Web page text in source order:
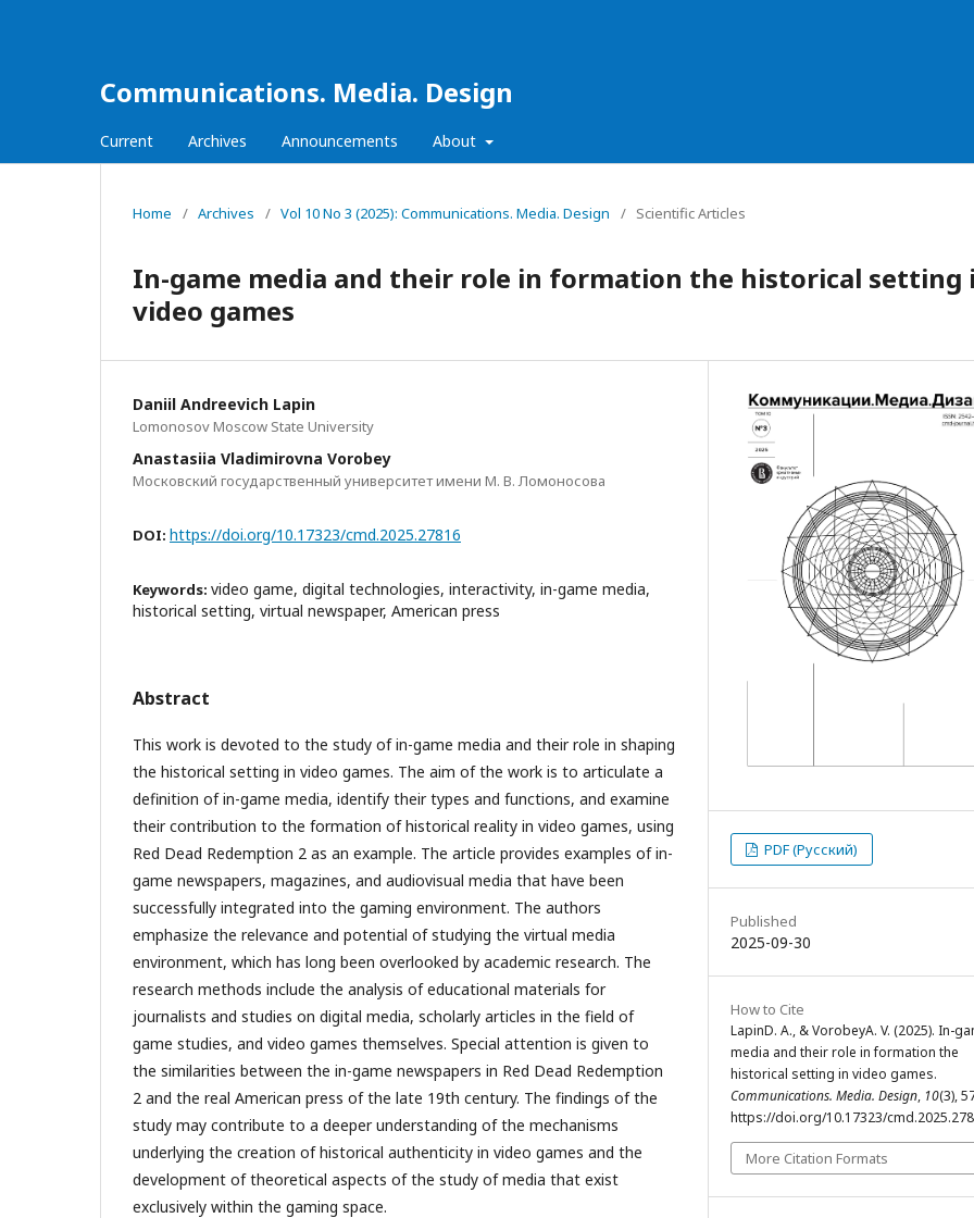
Communications. Media. Design
Current Archives Announcements About
Home / Archives / Vol 10 No 3 (2025): Communications. Media. Design / Scientific Articles
In-game media and their role in formation the historical setting
video games
Daniil Andreevich Lapin
Lomonosov Moscow State University
Anastasiia Vladimirovna Vorobey
Московский государственный университет имени М. В. Ломоносова
DOI: https://doi.org/10.17323/cmd.2025.27816
Keywords: video game, digital technologies, interactivity, in-game media,
historical setting, virtual newspaper, American press
Abstract
This work is devoted to the study of in-game media and their role in shaping
the historical setting in video games. The aim of the work is to articulate a
definition of in-game media, identify their types and functions, and examine
their contribution to the formation of historical reality in video games, using
Red Dead Redemption 2 as an example. The article provides examples of in-
game newspapers, magazines, and audiovisual media that have been
successfully integrated into the gaming environment. The authors
emphasize the relevance and potential of studying the virtual media
environment, which has long been overlooked by academic research. The
research methods include the analysis of educational materials for
journalists and studies on digital media, scholarly articles in the field of
game studies, and video games themselves. Special attention is given to
the similarities between the in-game newspapers in Red Dead Redemption
2 and the real American press of the late 19th century. The findings of the
study may contribute to a deeper understanding of the mechanisms
underlying the creation of historical authenticity in video games and the
development of theoretical aspects of the study of media that exist
exclusively within the gaming space.
PDF (Русский)
Published
2025-09-30
How to Cite
LapinD. A., & VorobeyA. V. (2025). In-
media and their role in formation the
historical setting in video games.
Communications. Media. Design, 10(3),
https://doi.org/10.17323/
More Citation Formats